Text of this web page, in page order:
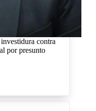
contra
por presunto